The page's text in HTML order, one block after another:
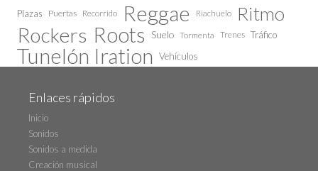
Plazas Puertas Recorrido Reggae Riachuelo Ritmo
Rockers Roots Suelo Tormenta Trenes Tráfico
Tunelón Iration Vehículos
Enlaces rápidos
Inicio
Sonidos
Sonidos a medida
Creación musical